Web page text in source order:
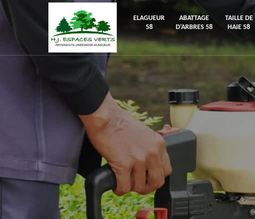
ELAGUEUR
58
ABATTAGE
D'ARBRES 58
TAILLE DE
HAIE 58